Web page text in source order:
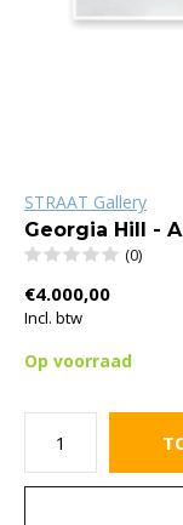
STRAAT Gallery
Georgia Hill -
(0)
€4.000,00
Incl. btw
Op voorraad